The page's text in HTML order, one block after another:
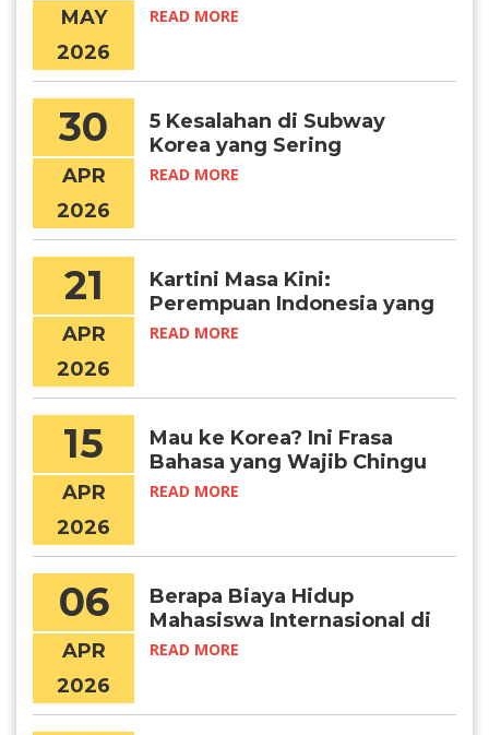
MAY
2026
READ MORE
30
APR
2026
5 Kesalahan di Subway
Korea yang Sering
Dilakukan Turis
READ MORE
21
APR
2026
Kartini Masa Kini:
Perempuan Indonesia yang
Menembus Batas Lewat
READ MORE
15
APR
2026
Mau ke Korea? Ini Frasa
Bahasa yang Wajib Chingu
Ketahui!
READ MORE
06
APR
2026
Berapa Biaya Hidup
Mahasiswa Internasional di
Seoul per Bulan?
READ MORE